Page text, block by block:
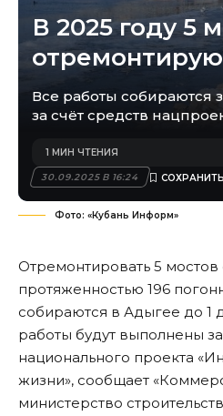
В 2025 году 5
Все работы собираются
за счёт средств
30.09.2025 В 16:24
1 МИН ЧТЕНИЯ
Фото: «Кубань Информ»
Отремонтировать 5
протяженностью 196
собираются в Адыгее до 1
работы будут выполнены
национального проекта
жизни», сообщает
министерство